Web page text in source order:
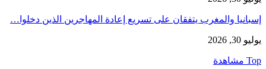
إسبانيا والمغرب يتفقان على تسريع إعادة المهاجرين الذين دخلوا…
يوليو 30, 2026
Top مشاهدة